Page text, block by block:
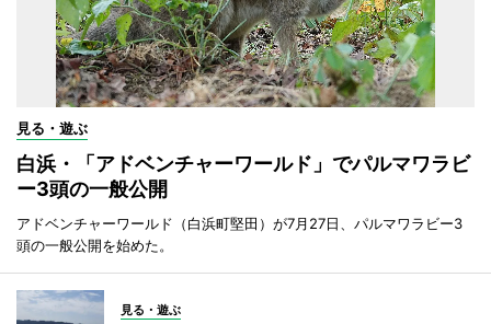
見る・遊ぶ
白浜・「アドベンチャーワールド」でパルマワラビ
ー3頭の一般公開
アドベンチャーワールド（白浜町堅田）が7月27日、パルマワラビー3
頭の一般公開を始めた。
見る・遊ぶ